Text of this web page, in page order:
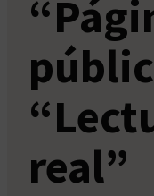
real”